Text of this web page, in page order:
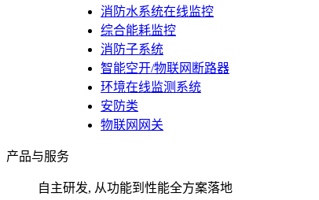
消防水系统在线监控
综合能耗监控
消防子系统
智能空开/物联网断路器
环境在线监测系统
安防类
物联网网关
产品与服务
自主研发, 从功能到性能全方案落地